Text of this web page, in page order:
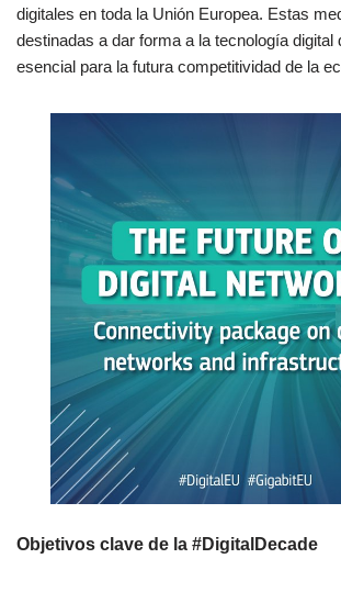
digitales en toda la Unión Europea. Estas
destinadas a dar forma a la tecnología digital
esencial para la futura competitividad de la
Objetivos clave de la #DigitalDecade